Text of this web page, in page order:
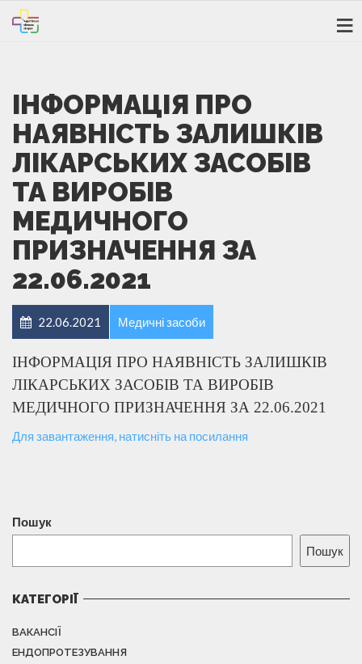
ІНФОРМАЦІЯ ПРО
НАЯВНІСТЬ ЗАЛИШКІВ
ЛІКАРСЬКИХ ЗАСОБІВ
ТА ВИРОБІВ
МЕДИЧНОГО
ПРИЗНАЧЕННЯ ЗА
22.06.2021
22.06.2021 Медичні засоби
ІНФОРМАЦІЯ ПРО НАЯВНІСТЬ ЗАЛИШКІВ
ЛІКАРСЬКИХ ЗАСОБІВ ТА ВИРОБІВ
МЕДИЧНОГО ПРИЗНАЧЕННЯ ЗА 22.06.2021
Для завантаження, натисніть на посилання
Пошук
Пошук
КАТЕГОРІЇ
ВАКАНСІЇ
ЕНДОПРОТЕЗУВАННЯ